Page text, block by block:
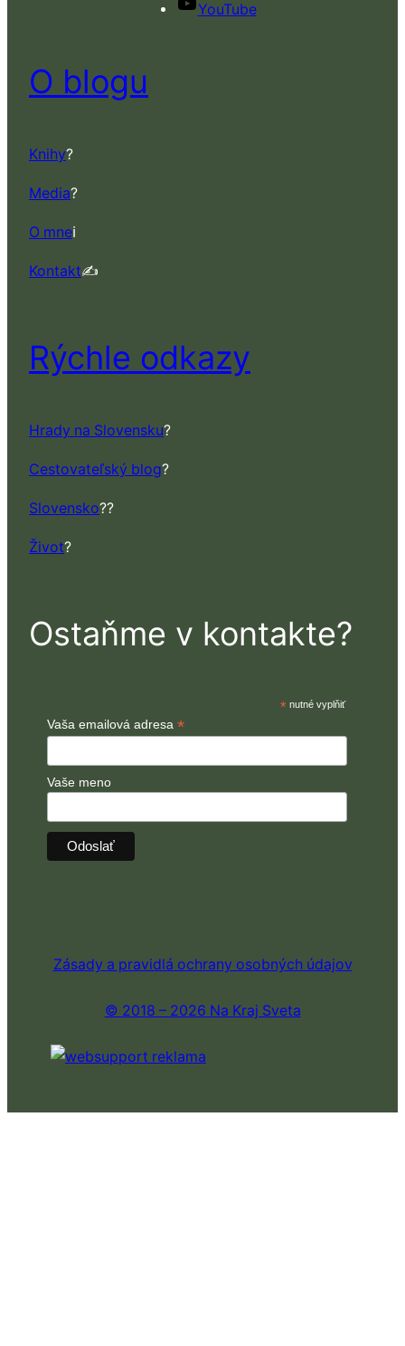
YouTube
O blogu
Knihy?
Media?
O mneℹ️
Kontakt✍️
Rýchle odkazy
Hrady na Slovensku?
Cestovateľský blog?
Slovensko??
Život?
Ostaňme v kontakte?
* nutné vyplňiť
Vaša emailová adresa *
Vaše meno
Zásady a pravidlá ochrany osobných údajov
© 2018 – 2026 Na Kraj Sveta